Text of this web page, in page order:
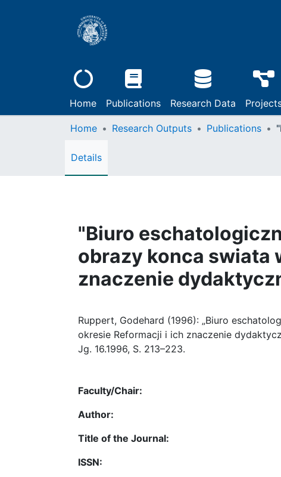
Home Publications Research Data
Home Research Outputs Publications
Details
"Biuro
obrazy konca swiata
znaczenie
Ruppert, Godehard (1996): „Biuro
okresie Reformacji i ich znaczenie
Jg. 16.1996, S. 213–223.
Faculty/Chair:
Author:
Title of the Journal:
ISSN: